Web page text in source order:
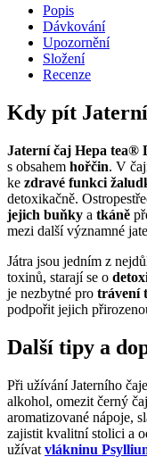
porcovaný,
množství
Popis
Dávkování
Upozornění
Složení
Recenze
Kdy pít
Jaterní čaj Hepa tea®
s obsahem hořčin. V
ke zdravé funkci
detoxikačně.
jejich buňky a tkáně
mezi další významné
Játra jsou jedním z
toxinů, starají se o
je nezbytné pro trávení
podpořit jejich
Další tipy a
Při užívání Jaterního
alkohol, omezit černý
aromatizované nápoje,
zajistit kvalitní stolici a
užívat vlákninu